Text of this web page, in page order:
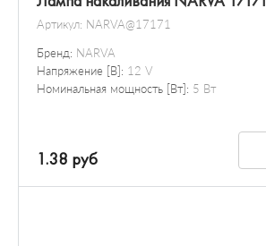
Артикул: NARVA@17171
Бренд: NARVA
Напряжение [В]: 12 V
Номинальная мощность [Вт]: 5 Вт
1.38 руб